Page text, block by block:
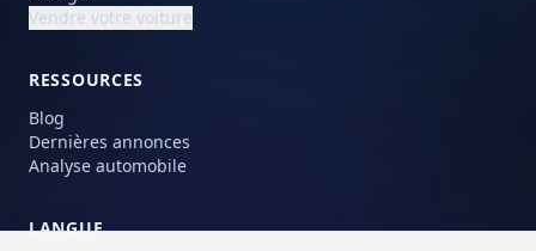
Vendre votre voiture
RESSOURCES
Blog
Dernières annonces
Analyse automobile
LANGUE